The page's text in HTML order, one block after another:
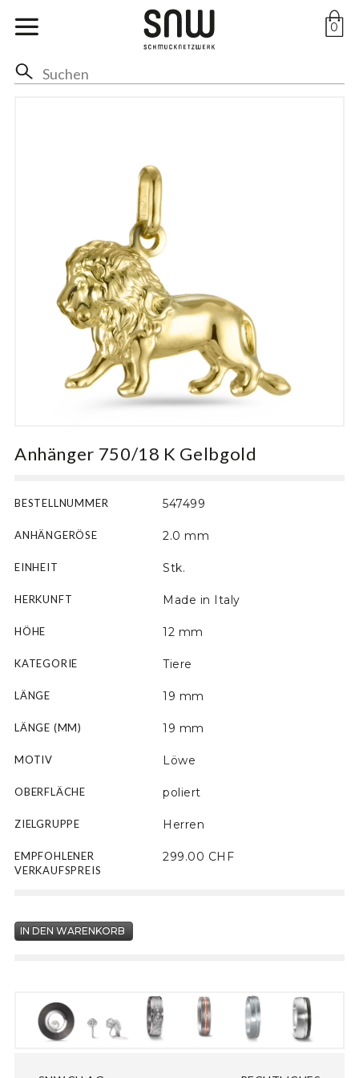
Marken
Ringe
Arm
Fuss
Braut
Motiv
0
Anhänger 750/18 K Gelbgold
BESTELLNUMMER 547499
ANHÄNGERÖSE 2.0 mm
EINHEIT Stk.
HERKUNFT Made in Italy
HÖHE 12 mm
KATEGORIE Tiere
LÄNGE 19 mm
LÄNGE (MM) 19 mm
MOTIV Löwe
OBERFLÄCHE poliert
ZIELGRUPPE Herren
EMPFOHLENER
VERKAUFSPREIS
299.00 CHF